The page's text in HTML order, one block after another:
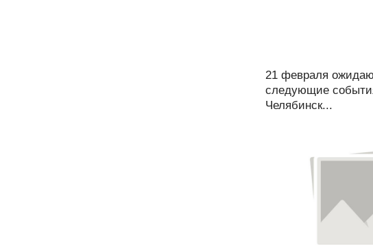
21 февраля
следующие
Челябинск...